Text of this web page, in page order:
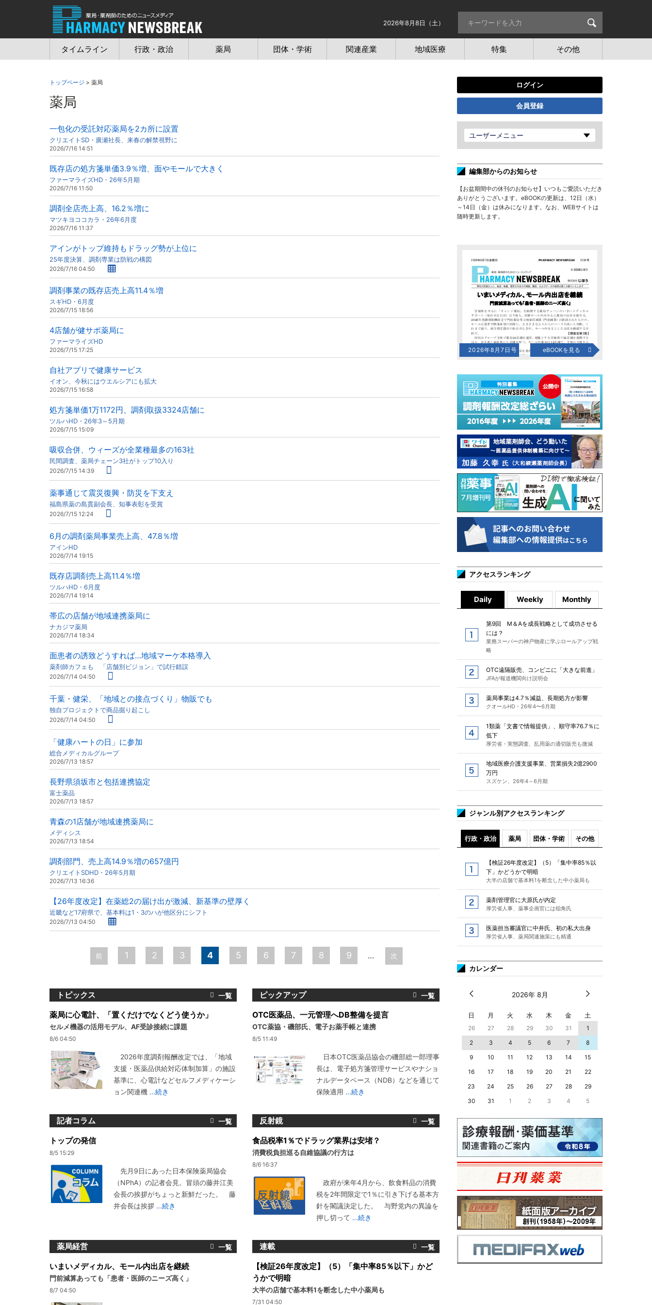
2026年8月8日（土）
タイムライン 行政・政治 薬局 団体・学術 関連産業 地域医療 特集 その他
トップページ > 薬局
薬局
一包化の受託対応薬局を2カ所に設置
クリエイトSD・廣瀬社長、来春の解禁視野に
2026/7/16 14:51
既存店の処方箋単価3.9％増、面やモールで大きく
ファーマライズHD・26年5月期
2026/7/16 11:50
調剤全店売上高、16.2％増に
マツキヨココカラ・26年6月度
2026/7/16 11:37
アインがトップ維持もドラッグ勢が上位に
25年度決算、調剤専業は防戦の構図
2026/7/16 04:50
調剤事業の既存店売上高11.4％増
スギHD・6月度
2026/7/15 18:56
4店舗が健サポ薬局に
ファーマライズHD
2026/7/15 17:25
自社アプリで健康サービス
イオン、今秋にはウエルシアにも拡大
2026/7/15 16:58
処方箋単価1万1172円、調剤取扱3324店舗に
ツルハHD・26年3～5月期
2026/7/15 15:09
吸収合併、ウィーズが全業種最多の163社
民間調査、薬局チェーン3社がトップ10入り
2026/7/15 14:39
薬事通じて震災復興・防災を下支え
福島県薬の島貫副会長、知事表彰を受賞
2026/7/15 12:24
6月の調剤薬局事業売上高、47.8％増
アインHD
2026/7/14 19:15
既存店調剤売上高11.4％増
ツルハHD・6月度
2026/7/14 19:14
帯広の店舗が地域連携薬局に
ナカジマ薬局
2026/7/14 18:34
面患者の誘致どうすれば…地域マーケ本格導入
薬剤師カフェも 「店舗別ビジョン」で試行錯誤
2026/7/14 04:50
千葉・健栄、「地域との接点づくり」物販でも
独自プロジェクトで商品掘り起こし
2026/7/14 04:50
「健康ハートの日」に参加
総合メディカルグループ
2026/7/13 18:57
長野県須坂市と包括連携協定
富士薬品
2026/7/13 18:57
青森の1店舗が地域連携薬局に
メディシス
2026/7/13 18:54
調剤部門、売上高14.9％増の657億円
クリエイトSDHD・26年5月期
2026/7/13 16:36
【26年度改定】在薬総2の届け出が激減、新基準の壁厚く
近畿など17府県で、基本料は1・3のハが他区分にシフト
2026/7/13 04:50
前 1 2 3 4 5 6 7 8 9 … 次
トピックス
薬局に心電計、「置くだけでなくどう使うか」
セルメ機器の活用モデル、AF受診接続に課題
8/6 04:50
2026年度調剤報酬改定では、「地域
支援・医薬品供給対応体制加算」の施設
基準に、心電計などセルフメディケーシ
ョン関連機 ...続き
ピックアップ
OTC医薬品、一元管理へDB整備を提言
OTC薬協・磯部氏、電子お薬手帳と連携
8/5 11:49
日本OTC医薬品協会の磯部総一郎理事
長は、電子処方箋管理サービスやナショ
ナルデータベース（NDB）などを通じて
保険適用 ...続き
記者コラム
トップの発信
8/5 15:29
先月9日にあった日本保険薬局協会
（NPhA）の記者会見。冒頭の藤井江美
会長の挨拶がちょっと新鮮だった。 藤
井会長は挨拶 ...続き
反射鏡
食品税率1％でドラッグ業界は安堵？
消費税負担巡る自維協議の行方は
8/6 16:37
政府が来年4月から、飲食料品の消費
税を2年間限定で1％に引き下げる基本方
針を閣議決定した。 与野党内の異論を
押し切って ...続き
薬局経営
いまいメディカル、モール内出店を継続
門前減算あっても「患者・医師のニーズ高く」
8/7 04:50
連載
【検証26年度改定】（5）「集中率85％以下」かど
うかで明暗
大半の店舗で基本料1を断念した中小薬局も
7/31 04:50
ログイン
会員登録
ユーザーメニュー
編集部からのお知らせ
【お盆期間中の休刊のお知らせ】いつもご愛読いただき
ありがとうございます。eBOOKの更新は、12日（水）
～14日（金）は休みになります。なお、WEBサイトは
随時更新します。
2026年8月7日号 eBOOKを見る
アクセスランキング
Daily Weekly Monthly
第9回 M＆Aを成長戦略として成功させる
には？
業務スーパーの神戸物産に学ぶロールアップ戦
略
OTC遠隔販売、コンビニに「大きな前進」
JFAが報道機関向け説明会
薬局事業は4.7％減益、長期処方が影響
クオールHD・26年4〜6月期
1類薬「文書で情報提供」、順守率76.7％に
低下
厚労省・実態調査、乱用薬の適切販売も微減
地域医療介護支援事業、営業損失2億2900
万円
スズケン、26年4～6月期
ジャンル別アクセスランキング
行政・政治 薬局 団体・学術 その他
【検証26年度改定】（5）「集中率85％以
下」かどうかで明暗
大半の店舗で基本料1を断念した中小薬局も
薬剤管理官に大原氏が内定
厚労省人事、薬事企画官には稲角氏
医薬担当審議官に中井氏、初の私大出身
厚労省人事、薬局関連施策にも精通
カレンダー
2026年 8月
日 月 火 水 木 金 土
26 27 28 29 30 31
1
2
3 4 5 6 7
8
9
10 11 12 13 14
15
16
17 18 19 20 21
22
23
24 25 26 27 28
29
30
31 1 2 3 4 5